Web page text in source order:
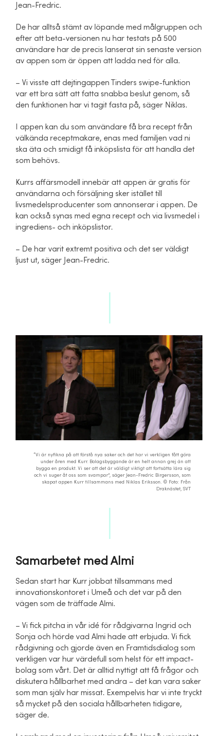
Jean-Fredric.
De har alltså stämt av löpande med målgruppen och
efter att beta-versionen nu har testats på 500
användare har de precis lanserat sin senaste version
av appen som är öppen att ladda ned för alla.
– Vi visste att dejtingappen Tinders swipe-funktion
var ett bra sätt att fatta snabba beslut genom, så
den funktionen har vi tagit fasta på, säger Niklas.
I appen kan du som användare få bra recept från
välkända receptmakare, enas med familjen vad ni
ska äta och smidigt få inköpslista för att handla det
som behövs.
Kurrs affärsmodell innebär att appen är gratis för
användarna och försäljning sker istället till
livsmedelsproducenter som annonserar i appen. De
kan också synas med egna recept och via livsmedel i
ingrediens- och inköpslistor.
– De har varit extremt positiva och det ser väldigt
ljust ut, säger Jean-Fredric.
“Vi är nyfikna på att förstå nya saker och det har vi verkligen fått göra
under åren med Kurr. Bolagsbyggande är en helt annan grej än att
bygga en produkt. Vi ser att det är väldigt viktigt att fortsätta lära sig
och vi suger åt oss som svampar”, säger Jean-Fredric Birgersson, som
skapat appen Kurr tillsammans med Niklas Eriksson. © Foto: Från
Draknästet, SVT
Samarbetet med Almi
Sedan start har Kurr jobbat tillsammans med
innovationskontoret i Umeå och det var på den
vägen som de träffade Almi.
– Vi fick pitcha in vår idé för rådgivarna Ingrid och
Sonja och hörde vad Almi hade att erbjuda. Vi fick
rådgivning och gjorde även en Framtidsdialog som
verkligen var hur värdefull som helst för ett impact-
bolag som vårt. Det är alltid nyttigt att få frågor och
diskutera hållbarhet med andra – det kan vara saker
som man själv har missat. Exempelvis har vi inte tryckt
så mycket på den sociala hållbarheten tidigare,
säger de.